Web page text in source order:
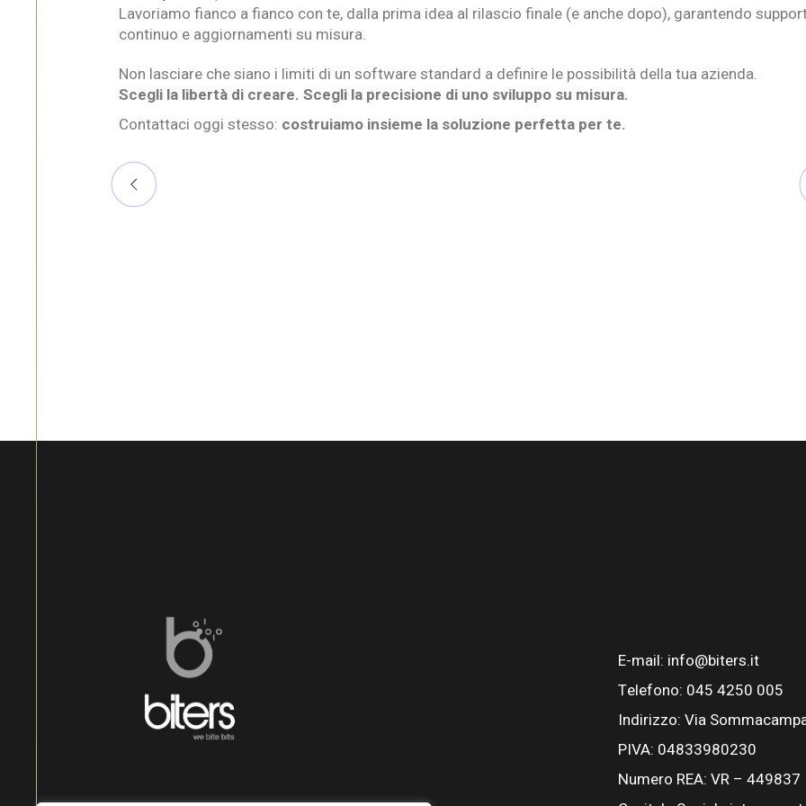
Lavoriamo fianco a fianco con te, dalla prima idea al rilascio finale (e anche dopo), garantendo
continuo e aggiornamenti su misura.
Non lasciare che siano i limiti di un software standard a definire le possibilità della tua azienda.
Scegli la libertà di creare. Scegli la precisione di uno sviluppo su misura.
Contattaci oggi stesso: costruiamo insieme la soluzione perfetta per te.
E-mail: info@biters.it
Telefono: 045 4250 005
Indirizzo: Via
PIVA: 04833980230
Numero REA: VR – 449837